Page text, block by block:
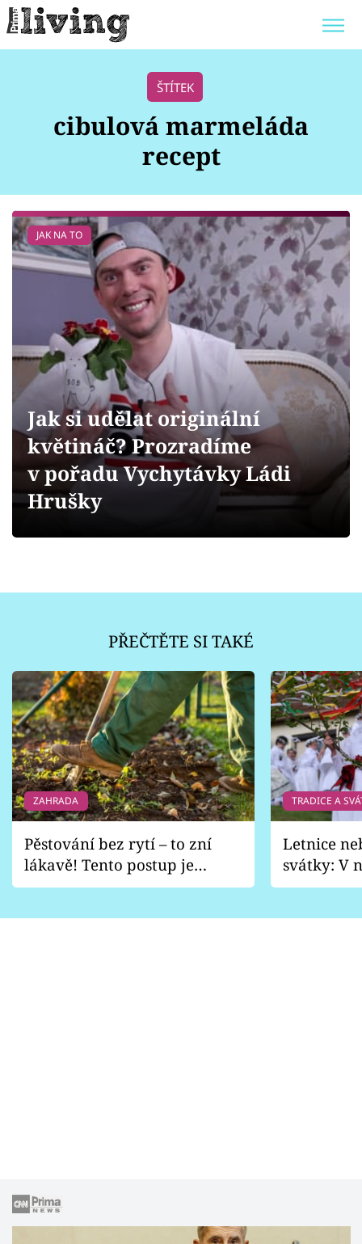
POKOJOVÉ KVĚTINY
ZAHRADA
Bydlení
Zahrada
Design
Sledujte prima+
Přihlášení
Sledujte nás
ŠTÍTEK
cibulová marmeláda
recept
JAK NA TO
Jak si udělat originální
květináč? Prozradíme
v pořadu Vychytávky Ládi
Hrušky
PŘEČTĚTE SI TAKÉ
ZAHRADA
Pěstování bez rytí – to zní
lákavě! Tento postup je
vhodný jen pro některé
TRADICE A
Letnice
svátky: V
pondělí